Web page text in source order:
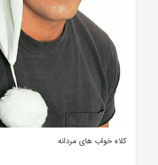
کلاه خواب های مردانه